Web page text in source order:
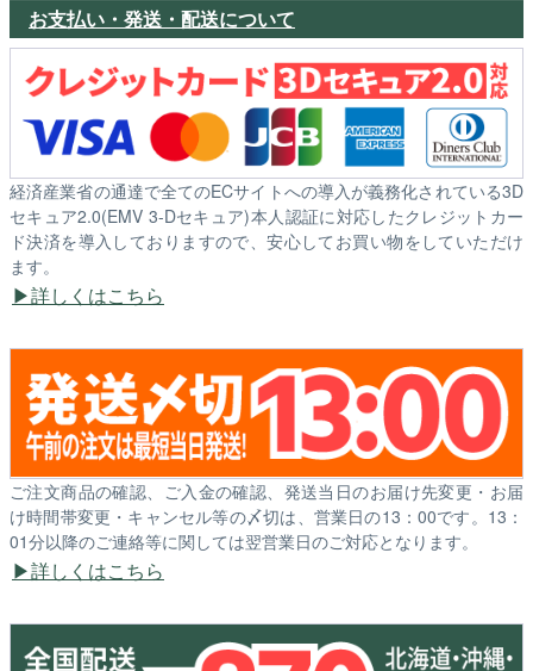
お支払い・発送・配送について
経済産業省の通達で全てのECサイトへの導入が義務化されている3D
セキュア2.0(EMV 3-Dセキュア)本人認証に対応したクレジットカー
ド決済を導入しておりますので、安心してお買い物をしていただけ
ます。
詳しくはこちら
ご注文商品の確認、ご入金の確認、発送当日のお届け先変更・お届
け時間帯変更・キャンセル等の〆切は、営業日の13：00です。13：
01分以降のご連絡等に関しては翌営業日のご対応となります。
詳しくはこちら